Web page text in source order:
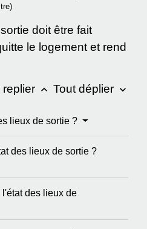
doit être fait
le logement et rend
replier keyboard_arrow_up Tout déplier keyboard_arrow_down
lieux de sortie ?
des lieux de sortie ?
des lieux de